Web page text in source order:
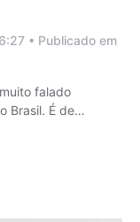
• Publicado em
falado
Brasil. É de…